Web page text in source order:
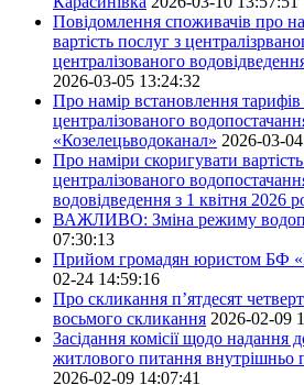
Повідомлення споживачів про
вартість послуг з
централізованого
2026-03-05 13:24:32
Про намір встановлення
централізованого
«Козелецьводоканал» 2026-03-
Про наміри скоригувати
централізованого
водовідведення з 1 квітня 2026
ВАЖЛИВО: Зміна режиму
07:30:13
Прийом громадян юристом БФ
02-24 14:59:16
Про скликання п’ятдесят
восьмого скликання 2026-02-09
Засідання комісії щодо
житлового питання внутрішньо
2026-02-09 14:07:41